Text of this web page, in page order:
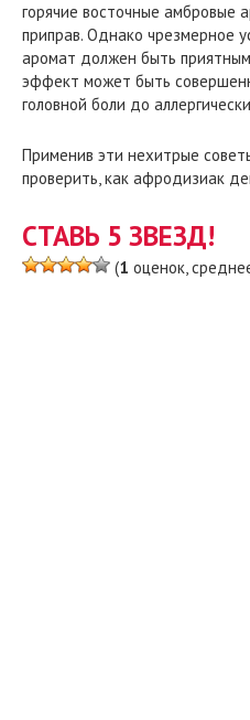
горячие восточные амбровые
приправ. Однако чрезмерное
аромат должен быть
эффект может быть
головной боли до
Применив эти нехитрые
проверить, как афродизиак
СТАВЬ 5 ЗВЕЗД!
(1 оценок,